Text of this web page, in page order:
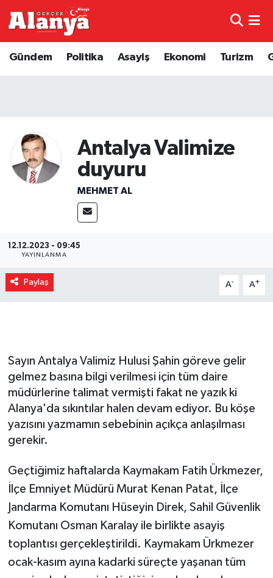
Gündem Politika Asayiş Ekonomi Turizm
Antalya Valimize
duyuru
MEHMET AL
12.12.2023 - 09:45
YAYINLANMA
Paylaş A- A+
Sayın Antalya Valimiz Hulusi Şahin göreve gelir
gelmez basına bilgi verilmesi için tüm daire
müdürlerine talimat vermişti fakat ne yazık ki
Alanya'da sıkıntılar halen devam ediyor. Bu köşe
yazısını yazmamın sebebinin açıkça anlaşılması
gerekir.
Geçtiğimiz haftalarda Kaymakam Fatih Ürkmezer,
İlçe Emniyet Müdürü Murat Kenan Patat, İlçe
Jandarma Komutanı Hüseyin Direk, Sahil Güvenlik
Komutanı Osman Karalay ile birlikte asayiş
toplantısı gerçekleştirildi. Kaymakam Ürkmezer
ocak-kasım ayına kadarki süreçte yaşanan tüm
Genel
Bilim ve Teknoloji
Bölge
Gizlilik İlkeleri - Privacy Policy
Gündem
Politika
Trafik Durumu
Tüm Manşetler
Son Dakika Haberleri
Haber Arşivi